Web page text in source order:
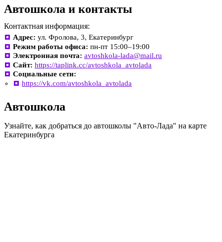
Автошкола и контакты
Контактная информация:
Адрес: ул. Фролова, 3, Екатеринбург
Режим работы офиса: пн-пт 15:00–19:00
Электронная почта: avtoshkola-lada@mail.ru
Сайт: https://taplink.cc/avtoshkola_avtolada
Социальные сети:
https://vk.com/avtoshkola_avtolada
Автошкола
Узнайте, как добраться до автошколы "Авто-Лада" на карте
Екатеринбурга